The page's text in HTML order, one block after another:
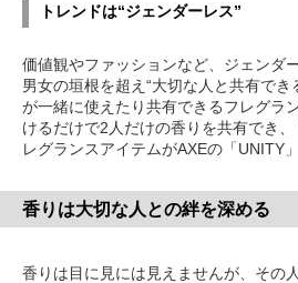
トレンドは“ジェンダーレス”
価値観やファッションなど、ジェンダ
男女の垣根を超え“大切な人と共有で
が一緒に使えたり共有できるフレグラ
けるだけで2人だけの香りを共有でき
レグランスアイテムがAXEの「UNITY」
香りは大切な人との絆を深める
香りは目に見には見えませんが、その